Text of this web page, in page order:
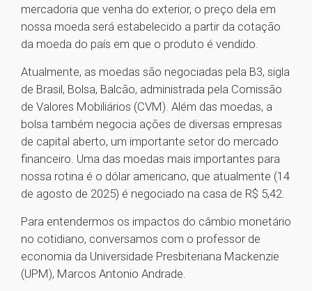
mercadoria que venha do exterior, o preço dela em
nossa moeda será estabelecido a partir da cotação
da moeda do país em que o produto é vendido.
Atualmente, as moedas são negociadas pela B3, sigla
de Brasil, Bolsa, Balcão, administrada pela Comissão
de Valores Mobiliários (CVM). Além das moedas, a
bolsa também negocia ações de diversas empresas
de capital aberto, um importante setor do mercado
financeiro. Uma das moedas mais importantes para
nossa rotina é o dólar americano, que atualmente (14
de agosto de 2025) é negociado na casa de R$ 5,42.
Para entendermos os impactos do câmbio monetário
no cotidiano, conversamos com o professor de
economia da Universidade Presbiteriana Mackenzie
(UPM), Marcos Antonio Andrade.